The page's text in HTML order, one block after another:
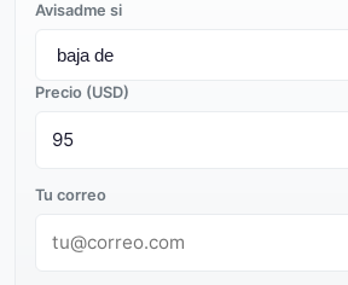
Avisadme si
Precio (USD)
Tu correo